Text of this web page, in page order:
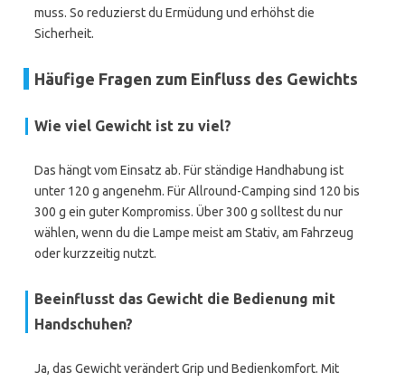
muss. So reduzierst du Ermüdung und erhöhst die
Sicherheit.
Häufige Fragen zum Einfluss des Gewichts
Wie viel Gewicht ist zu viel?
Das hängt vom Einsatz ab. Für ständige Handhabung ist
unter 120 g angenehm. Für Allround-Camping sind 120 bis
300 g ein guter Kompromiss. Über 300 g solltest du nur
wählen, wenn du die Lampe meist am Stativ, am Fahrzeug
oder kurzzeitig nutzt.
Beeinflusst das Gewicht die Bedienung mit
Handschuhen?
Ja, das Gewicht verändert Grip und Bedienkomfort. Mit